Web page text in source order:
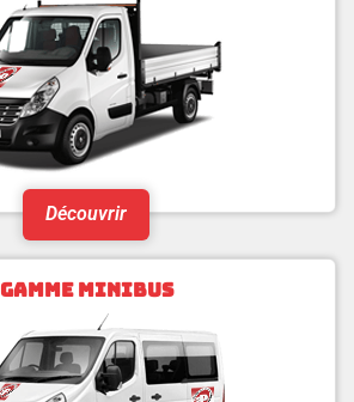
Découvrir
GAMME MINIBUS